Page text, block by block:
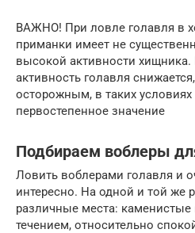
ВАЖНО! При ловле голавля в
приманки имеет не
высокой активности хищника.
активность голавля
осторожным, в таких
первостепенное значение
Подбираем воблеры
Ловить воблерами голавля и
интересно. На одной и той же
различные места:
течением, относительно